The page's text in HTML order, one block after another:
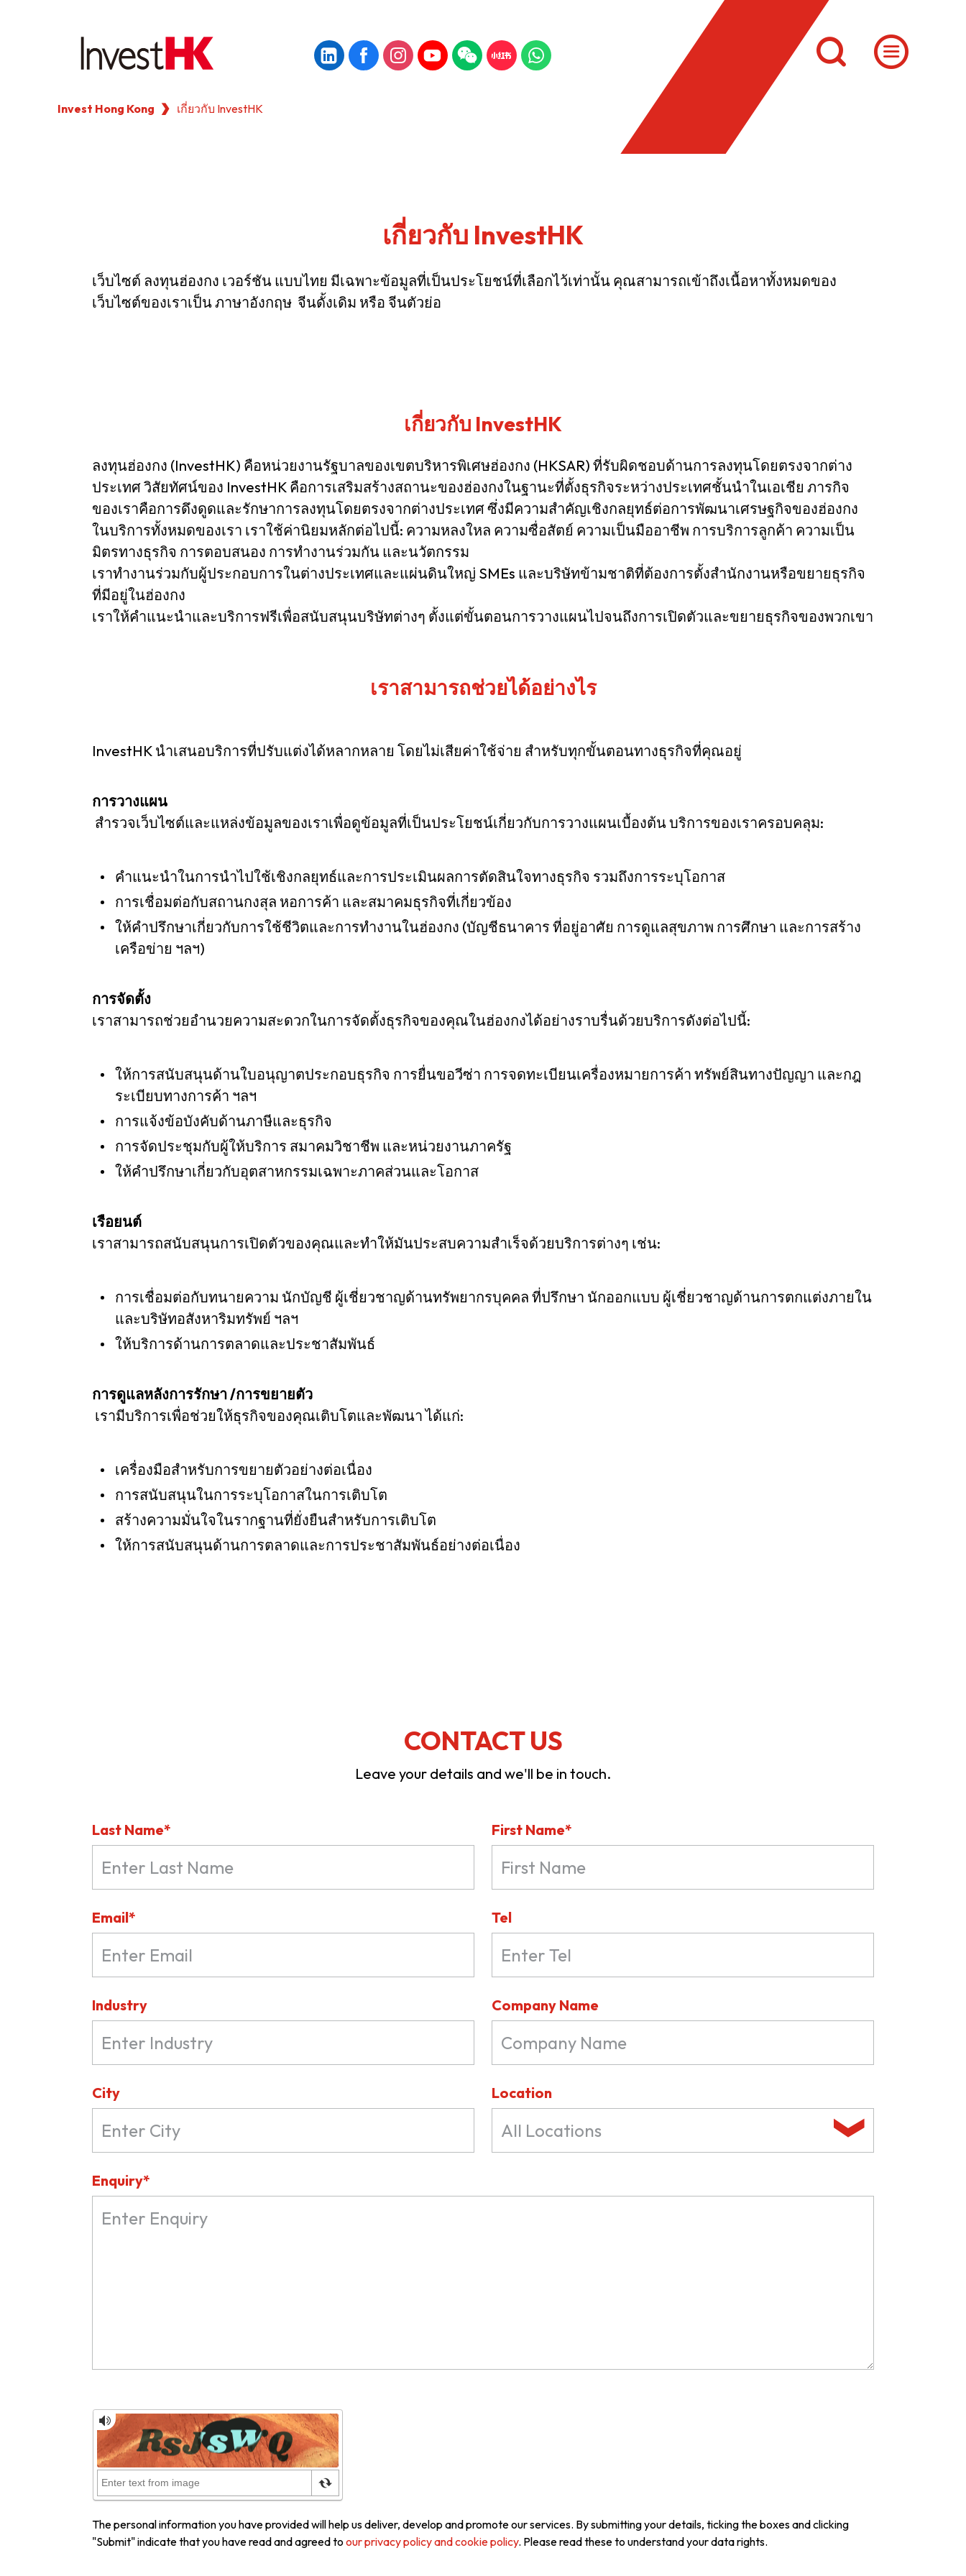
KEY INDUSTRIES
SETTING UP IN HONG KONG
QUICK LINKS
Business Opportunities: Government Tender Notices
Content in Other Languages
AFFILIATE SITES
Invest Hong Kong เกี่ยวกับ InvestHK
เกี่ยวกับ InvestHK
เว็บไซต์ ลงทุนฮ่องกง เวอร์ชัน แบบไทย มีเฉพาะข้อมูลที่เป็นประโยชน์ที่เลือกไว้เท่านั้น คุณสามารถเข้าถึงเนื้อหาทั้งหมดของ
เว็บไซต์ของเราเป็น ภาษาอังกฤษ จีนดั้งเดิม หรือ จีนตัวย่อ
เกี่ยวกับ InvestHK
ลงทุนฮ่องกง (InvestHK) คือหน่วยงานรัฐบาลของเขตบริหารพิเศษฮ่องกง (HKSAR) ที่รับผิดชอบด้านการลงทุนโดยตรงจากต่าง
ประเทศ วิสัยทัศน์ของ InvestHK คือการเสริมสร้างสถานะของฮ่องกงในฐานะที่ตั้งธุรกิจระหว่างประเทศชั้นนำในเอเชีย ภารกิจ
ของเราคือการดึงดูดและรักษาการลงทุนโดยตรงจากต่างประเทศ ซึ่งมีความสำคัญเชิงกลยุทธ์ต่อการพัฒนาเศรษฐกิจของฮ่องกง
ในบริการทั้งหมดของเรา เราใช้ค่านิยมหลักต่อไปนี้: ความหลงใหล ความซื่อสัตย์ ความเป็นมืออาชีพ การบริการลูกค้า ความเป็น
มิตรทางธุรกิจ การตอบสนอง การทำงานร่วมกัน และนวัตกรรม
เราทำงานร่วมกับผู้ประกอบการในต่างประเทศและแผ่นดินใหญ่ SMEs และบริษัทข้ามชาติที่ต้องการตั้งสำนักงานหรือขยายธุรกิจ
ที่มีอยู่ในฮ่องกง
เราให้คําแนะนําและบริการฟรีเพื่อสนับสนุนบริษัทต่างๆ ตั้งแต่ขั้นตอนการวางแผนไปจนถึงการเปิดตัวและขยายธุรกิจของพวกเขา
เราสามารถช่วยได้อย่างไร
InvestHK นำเสนอบริการที่ปรับแต่งได้หลากหลาย โดยไม่เสียค่าใช้จ่าย สำหรับทุกขั้นตอนทางธุรกิจที่คุณอยู่
การวางแผน
สำรวจเว็บไซต์และแหล่งข้อมูลของเราเพื่อดูข้อมูลที่เป็นประโยชน์เกี่ยวกับการวางแผนเบื้องต้น บริการของเราครอบคลุม:
คำแนะนำในการนำไปใช้เชิงกลยุทธ์และการประเมินผลการตัดสินใจทางธุรกิจ รวมถึงการระบุโอกาส
การเชื่อมต่อกับสถานกงสุล หอการค้า และสมาคมธุรกิจที่เกี่ยวข้อง
ให้คำปรึกษาเกี่ยวกับการใช้ชีวิตและการทำงานในฮ่องกง (บัญชีธนาคาร ที่อยู่อาศัย การดูแลสุขภาพ การศึกษา และการสร้าง
เครือข่าย ฯลฯ)
การจัดตั้ง
เราสามารถช่วยอำนวยความสะดวกในการจัดตั้งธุรกิจของคุณในฮ่องกงได้อย่างราบรื่นด้วยบริการดังต่อไปนี้:
ให้การสนับสนุนด้านใบอนุญาตประกอบธุรกิจ การยื่นขอวีซ่า การจดทะเบียนเครื่องหมายการค้า ทรัพย์สินทางปัญญา และกฎ
ระเบียบทางการค้า ฯลฯ
การแจ้งข้อบังคับด้านภาษีและธุรกิจ
การจัดประชุมกับผู้ให้บริการ สมาคมวิชาชีพ และหน่วยงานภาครัฐ
ให้คำปรึกษาเกี่ยวกับอุตสาหกรรมเฉพาะภาคส่วนและโอกาส
เรือยนต์
เราสามารถสนับสนุนการเปิดตัวของคุณและทำให้มันประสบความสำเร็จด้วยบริการต่างๆ เช่น:
การเชื่อมต่อกับทนายความ นักบัญชี ผู้เชี่ยวชาญด้านทรัพยากรบุคคล ที่ปรึกษา นักออกแบบ ผู้เชี่ยวชาญด้านการตกแต่งภายใน
และบริษัทอสังหาริมทรัพย์ ฯลฯ
ให้บริการด้านการตลาดและประชาสัมพันธ์
การดูแลหลังการรักษา /การขยายตัว
เรามีบริการเพื่อช่วยให้ธุรกิจของคุณเติบโตและพัฒนา ได้แก่:
เครื่องมือสำหรับการขยายตัวอย่างต่อเนื่อง
การสนับสนุนในการระบุโอกาสในการเติบโต
สร้างความมั่นใจในรากฐานที่ยั่งยืนสำหรับการเติบโต
ให้การสนับสนุนด้านการตลาดและการประชาสัมพันธ์อย่างต่อเนื่อง
CONTACT US
Leave your details and we'll be in touch.
Last Name* First Name*
Email* Tel
Industry Company Name
City Location
All Locations
Enquiry*
The personal information you have provided will help us deliver, develop and promote our services. By submitting your details, ticking the boxes and clicking
"Submit" indicate that you have read and agreed to our privacy policy and cookie policy. Please read these to understand your data rights.